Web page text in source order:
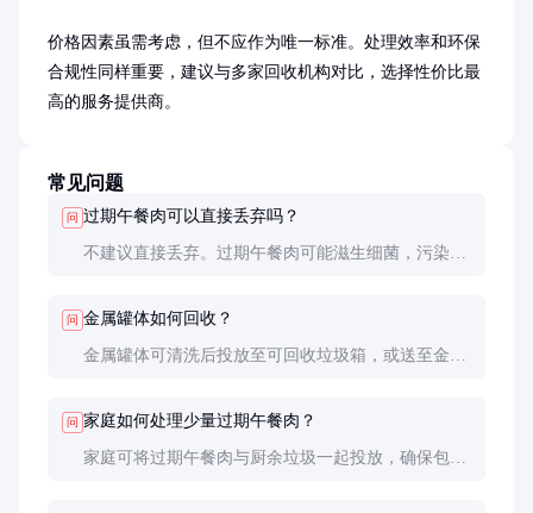
价格因素虽需考虑，但不应作为唯一标准。处理效率和环保
合规性同样重要，建议与多家回收机构对比，选择性价比最
高的服务提供商。
常见问题
问 过期午餐肉可以直接丢弃吗？
不建议直接丢弃。过期午餐肉可能滋生细菌，污染环
问 金属罐体如何回收？
金属罐体可清洗后投放至可回收垃圾箱，或送至金属
问 家庭如何处理少量过期午餐肉？
家庭可将过期午餐肉与厨余垃圾一起投放，确保包装